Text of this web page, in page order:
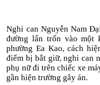
Nghi can Nguyễn Nam
đường lẩn trốn vào một
phường Ea Kao, cách
điểm bị bắt giữ, nghi can
phụ nữ đi trên chiếc xe
gần hiện trường gây án.